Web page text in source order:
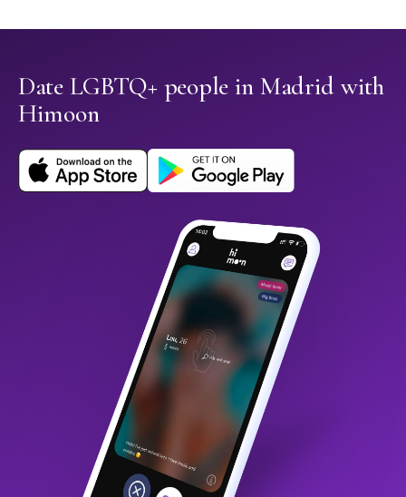
Date LGBTQ+ people in Madrid with
Himoon